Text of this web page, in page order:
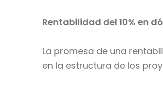
Rentabilidad del 10% en
La promesa de una
en la estructura de los